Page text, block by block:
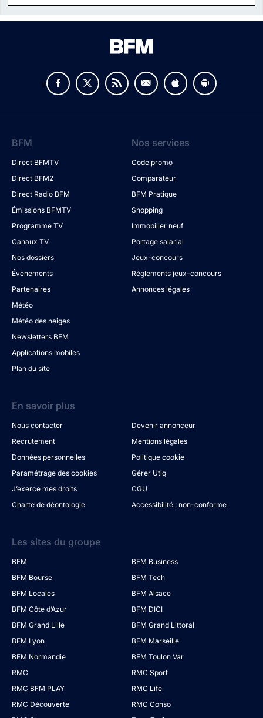
v
BFM
Direct BFMTV
Direct BFM2
Direct Radio BFM
Émissions BFMTV
Programme TV
Canaux TV
Nos dossiers
Évènements
Partenaires
Météo
Météo des neiges
Newsletters BFM
Applications mobiles
Plan du site
Nos services
Code promo
Comparateur
BFM Pratique
Shopping
Immobilier neuf
Portage salarial
Jeux-concours
Règlements jeux-concours
Annonces légales
En savoir plus
Nous contacter
Devenir annonceur
Recrutement
Mentions légales
Données personnelles
Politique cookie
Paramétrage des cookies
Gérer Utiq
J’exerce mes droits
CGU
Charte de déontologie
Accessibilité : non-conforme
Les sites du groupe
BFM
BFM Business
BFM Bourse
BFM Tech
BFM Locales
BFM Alsace
BFM Côte d’Azur
BFM DICI
BFM Grand Lille
BFM Grand Littoral
BFM Lyon
BFM Marseille
BFM Normandie
BFM Toulon Var
RMC
RMC Sport
RMC BFM PLAY
RMC Life
RMC Découverte
RMC Conso